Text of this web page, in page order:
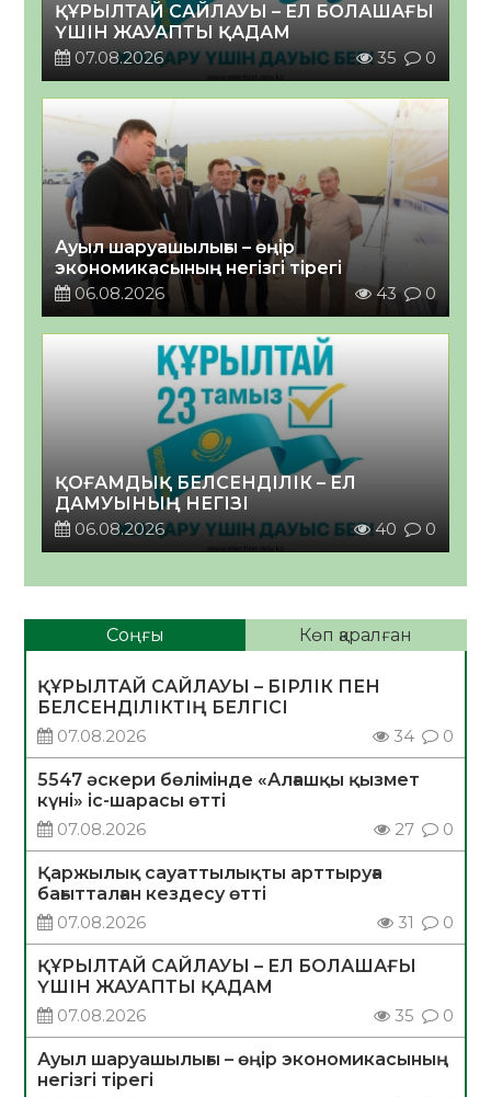
ҚҰРЫЛТАЙ САЙЛАУЫ – ЕЛ БОЛАШАҒЫ
ҮШІН ЖАУАПТЫ ҚАДАМ
07.08.2026
35 0
Ауыл шаруашылығы – өңір
экономикасының негізгі тірегі
06.08.2026
43 0
ҚОҒАМДЫҚ БЕЛСЕНДІЛІК – ЕЛ
ДАМУЫНЫҢ НЕГІЗІ
06.08.2026
40 0
Соңғы Көп қаралған
ҚҰРЫЛТАЙ САЙЛАУЫ – БІРЛІК ПЕН
БЕЛСЕНДІЛІКТІҢ БЕЛГІСІ
07.08.2026
34 0
5547 әскери бөлімінде «Алғашқы қызмет
күні» іс-шарасы өтті
07.08.2026
27 0
Қаржылық сауаттылықты арттыруға
бағытталған кездесу өтті
07.08.2026
31 0
ҚҰРЫЛТАЙ САЙЛАУЫ – ЕЛ БОЛАШАҒЫ
ҮШІН ЖАУАПТЫ ҚАДАМ
07.08.2026
35 0
Ауыл шаруашылығы – өңір экономикасының
негізгі тірегі